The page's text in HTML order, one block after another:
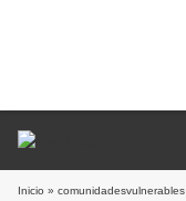
Inicio » comunidadesvulnerables